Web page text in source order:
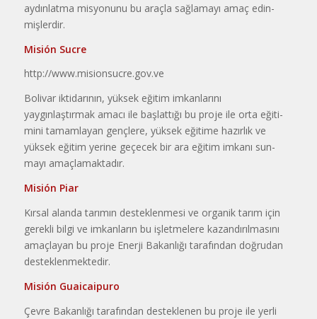
aydınlatma misyo­nunu bu araçla sağlamayı amaç edin­
mişlerdir.
Misión Sucre
http://www.misionsucre.gov.ve
Bolivar iktidarının, yüksek eği­tim imkanlarını
yaygınlaştırmak ama­cı ile başlattığı bu proje ile orta eğiti­
mini tamamlayan gençlere, yüksek eğitime hazırlık ve
yüksek eğitim yeri­ne geçecek bir ara eğitim imkanı sun­
mayı amaçlamaktadır.
Misión Piar
Kırsal alanda tarımın desteklen­mesi ve organik tarım için
gerekli bil­gi ve imkanların bu işletmelere kazandırılmasını
amaçlayan bu proje Enerji Bakanlığı tarafından doğrudan
desteklenmektedir.
Misión Guaicaipuro
Çevre Bakanlığı tarafından des­teklenen bu proje ile yerli